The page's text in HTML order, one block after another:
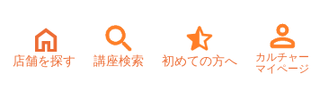
店舗を探す 講座検索 初めての方へ
カルチャー
マイページ